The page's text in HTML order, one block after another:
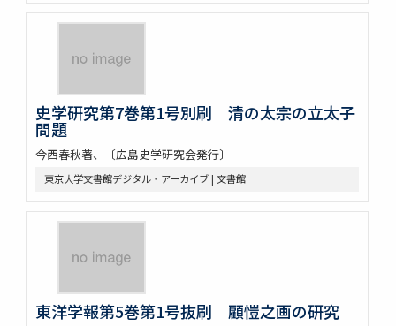
史学研究第7巻第1号別刷 清の太宗の立太子
問題
今西春秋著、〔広島史学研究会発行〕
東京大学文書館デジタル・アーカイブ | 文書館
東洋学報第5巻第1号抜刷 顧愷之画の研究